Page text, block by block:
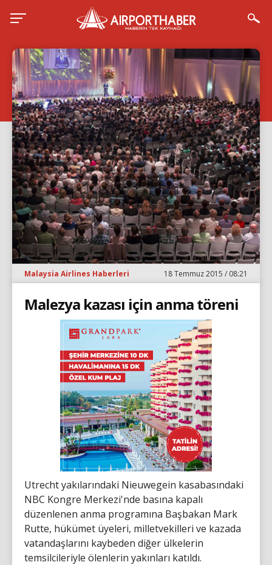
Malaysia Airlines Haberleri 18 Temmuz 2015 / 08:21
Malezya kazası için anma töreni
Utrecht yakılarındaki Nieuwegein kasabasındaki
NBC Kongre Merkezi'nde basına kapalı
düzenlenen anma programına Başbakan Mark
Rutte, hükümet üyeleri, milletvekilleri ve kazada
vatandaşlarını kaybeden diğer ülkelerin
temsilcileriyle ölenlerin yakınları katıldı.